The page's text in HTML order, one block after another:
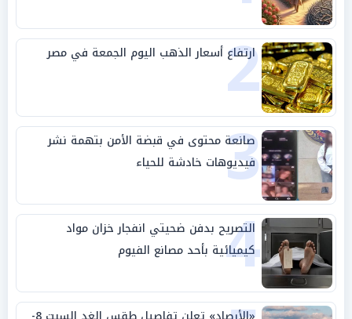
2
ارتفاع أسعار الذهب اليوم الجمعة في مصر
3
صانعة محتوى في قبضة الأمن بتهمة نشر
فيديوهات خادشة للحياء
4
التصريح بدفن ضحيتي انفجار خزان مواد
كيميائية بأحد مصانع الفيوم